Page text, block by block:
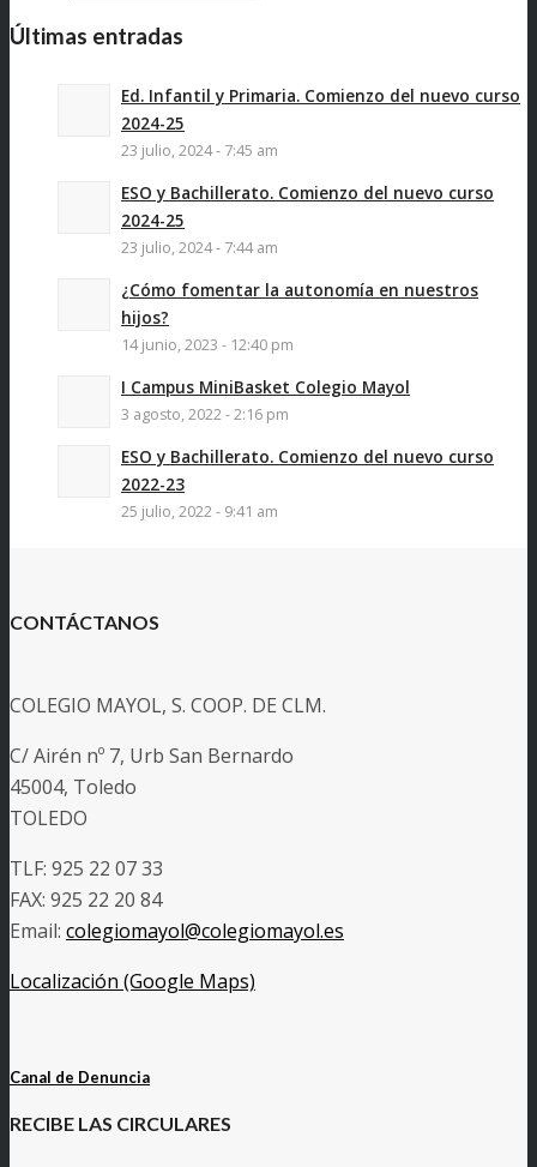
Últimas entradas
Ed. Infantil y Primaria. Comienzo del nuevo curso
2024-25
23 julio, 2024 - 7:45 am
ESO y Bachillerato. Comienzo del nuevo curso
2024-25
23 julio, 2024 - 7:44 am
¿Cómo fomentar la autonomía en nuestros
hijos?
14 junio, 2023 - 12:40 pm
I Campus MiniBasket Colegio Mayol
3 agosto, 2022 - 2:16 pm
ESO y Bachillerato. Comienzo del nuevo curso
2022-23
25 julio, 2022 - 9:41 am
CONTÁCTANOS
COLEGIO MAYOL, S. COOP. DE CLM.
C/ Airén nº 7, Urb San Bernardo
45004, Toledo
TOLEDO
TLF: 925 22 07 33
FAX: 925 22 20 84
Email: colegiomayol@colegiomayol.es
Localización (Google Maps)
Canal de Denuncia
RECIBE LAS CIRCULARES